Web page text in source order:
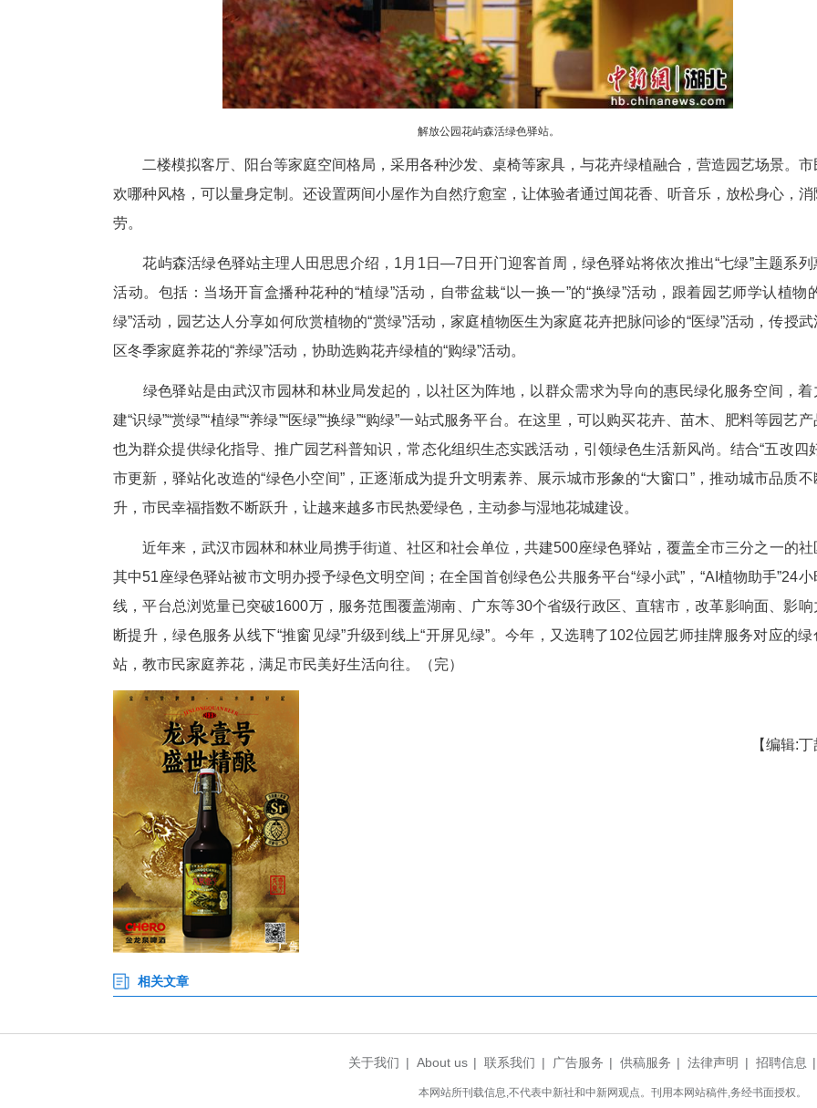
绿色生活体验区。
瓷迷你猫、萌哒狗等陶艺产品。这些作品均出自湖北美术学院青年艺术家之手。
二楼模拟客厅、阳台等家庭空间格局，采用各种沙发、桌椅等家具，与花卉绿植
欢哪种风格，可以量身定制。还设置两间小屋作为自然疗愈室，让体验者通过闻花
劳。
花屿森活绿色驿站主理人田思思介绍，1月1日—7日开门迎客首周，绿色驿站将
活动。包括：当场开盲盒播种花种的“植绿”活动，自带盆栽“以一换一”的“换绿”活
绿”活动，园艺达人分享如何欣赏植物的“赏绿”活动，家庭植物医生为家庭花卉把脉
区冬季家庭养花的“养绿”活动，协助选购花卉绿植的“购绿”活动。
绿色驿站是由武汉市园林和林业局发起的，以社区为阵地，以群众需求为导向
建“识绿”“赏绿”“植绿”“养绿”“医绿”“换绿”“购绿”一站式服务平台。在这里，可以购买
也为群众提供绿化指导、推广园艺科普知识，常态化组织生态实践活动，引领绿色